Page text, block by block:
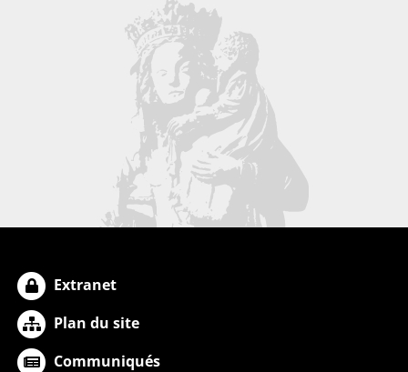
Extranet
Plan du site
Communiqués